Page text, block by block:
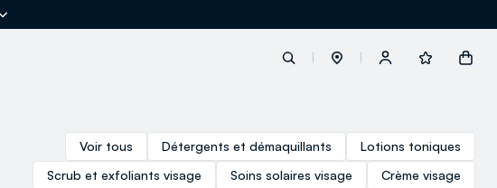
label.account.login
Voir tous Détergents et démaquillants
Lotions toniques
Scrub et exfoliants visage
Soins solaires visage
Crème visage